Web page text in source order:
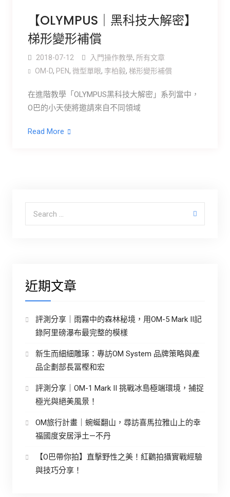
【OLYMPUS｜黑科技大解密】
梯形變形補償
2018-07-12 入門操作教學, 所有文章
OM-D, PEN, 微型單眼, 李柏毅, 梯形變形補償
在進階教學「OLYMPUS黑科技大解密」系列當中，
O巴的小天使將邀請來自不同領域
Read More
近期文章
評測分享｜雨霧中的森林秘境，用OM-5 Mark II記
錄阿里磅瀑布最完整的模樣
新生而細細雕琢：專訪OM System 品牌策略與產
品企劃部長冨樫和宏
評測分享｜OM-1 Mark II 挑戰冰島極端環境，捕捉
極光與絕美風景！
OM旅行計畫｜蜿蜒翻山，尋訪喜馬拉雅山上的幸
福國度安居淨土—不丹
【O巴帶你拍】直擊野性之美！紅鸛拍攝實戰經驗
與技巧分享！